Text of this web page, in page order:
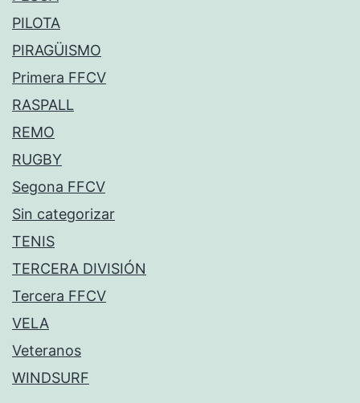
PILOTA
PIRAGÜISMO
Primera FFCV
RASPALL
REMO
RUGBY
Segona FFCV
Sin categorizar
TENIS
TERCERA DIVISIÓN
Tercera FFCV
VELA
Veteranos
WINDSURF